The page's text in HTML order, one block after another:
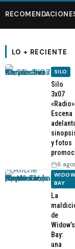
LO + RECIENTE
SILO
Silo
3x07
Escena
y fotos
6
BAY
La
de
Widow’s
Bay:
una